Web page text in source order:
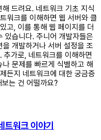
드려요. 네트워크 기초 지식
워크를 이해하면 웹 서버와 클
고, 이를 통해 웹 페이지를 더
있습니다. 주니어 개발자들은
개발하거나 서버 설정을 조
가로, 네트워크를 이해하면
문제를 빠르게 식별하고 해
든지 네트워크에 대한 궁금증
는 건 어떨까요?
워크 이야기